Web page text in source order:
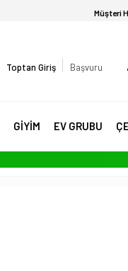
Müşteri
Başvuru
Toptan Giriş
GİYİM EV GRUBU